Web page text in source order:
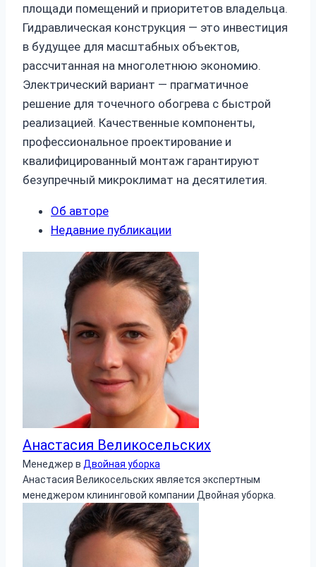
площади помещений и приоритетов владельца.
Гидравлическая конструкция — это инвестиция
в будущее для масштабных объектов,
рассчитанная на многолетнюю экономию.
Электрический вариант — прагматичное
решение для точечного обогрева с быстрой
реализацией. Качественные компоненты,
профессиональное проектирование и
квалифицированный монтаж гарантируют
безупречный микроклимат на десятилетия.
Об авторе
Недавние публикации
Анастасия Великосельских
Менеджер в Двойная уборка
Анастасия Великосельских является экспертным
менеджером клининговой компании Двойная уборка.